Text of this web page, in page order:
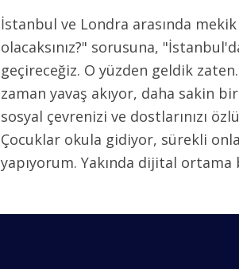
İstanbul ve Londra arasında
olacaksınız?" sorusuna,
geçireceğiz. O yüzden geldik
zaman yavaş akıyor, daha sakin bir
sosyal çevrenizi ve dostlarınızı
Çocuklar okula gidiyor, sürekli
yapıyorum. Yakında dijital ortama